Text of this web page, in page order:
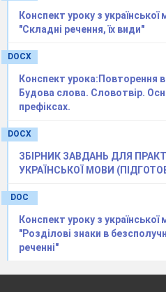
Конспект уроку з
"Складні речення, їх види"
DOCX
Конспект урока:Повторення
Будова слова. Словотвір.
префіксах.
DOCX
ЗБІРНИК ЗАВДАНЬ ДЛЯ
УКРАЇНСЬКОЇ МОВИ
DOC
Конспект уроку з
"Розділові знаки в
реченні"